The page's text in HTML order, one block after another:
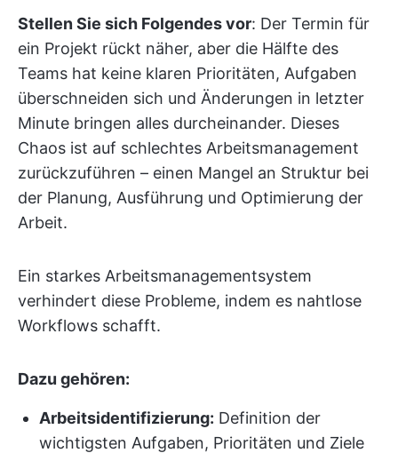
Stellen Sie sich Folgendes vor: Der Termin für
ein Projekt rückt näher, aber die Hälfte des
Teams hat keine klaren Prioritäten, Aufgaben
überschneiden sich und Änderungen in letzter
Minute bringen alles durcheinander. Dieses
Chaos ist auf schlechtes Arbeitsmanagement
zurückzuführen – einen Mangel an Struktur bei
der Planung, Ausführung und Optimierung der
Arbeit.
Ein starkes Arbeitsmanagementsystem
verhindert diese Probleme, indem es nahtlose
Workflows schafft.
Dazu gehören:
Arbeitsidentifizierung: Definition der
wichtigsten Aufgaben, Prioritäten und Ziele